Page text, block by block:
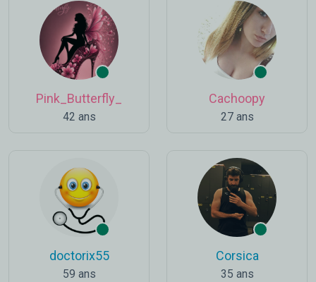
Pink_Butterfly_
42 ans
Cachoopy
27 ans
doctorix55
59 ans
Corsica
35 ans